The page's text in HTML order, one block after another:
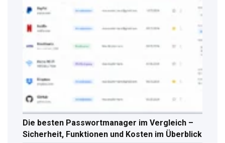
Die besten Passwortmanager im Vergleich –
Sicherheit, Funktionen und Kosten im Überblick